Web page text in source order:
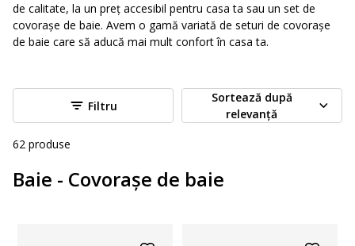
de calitate, la un preț accesibil pentru casa ta sau un set de
covorașe de baie. Avem o gamă variată de seturi de covorașe
de baie care să aducă mai mult confort în casa ta.
Filtru
Sortează după
relevanță
62 produse
Baie - Covorașe de baie